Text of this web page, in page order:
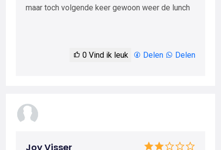
maar toch volgende keer gewoon weer de lunch
0 Vind ik leuk Delen Delen
Joy Visser